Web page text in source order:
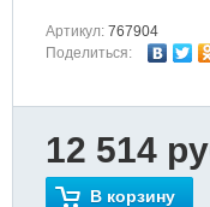
Артикул: 767904
Поделиться:
12 514
В корзину